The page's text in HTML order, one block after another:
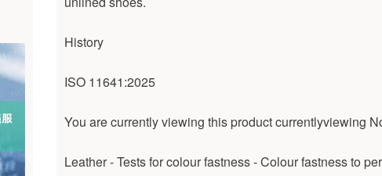
History
ISO 11641:2025
You are currently viewing this product currentlyviewing
Leather - Tests for colour fastness - Colour fastness to